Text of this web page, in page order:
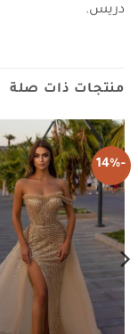
دريس.
منتجات ذات صلة
-14%